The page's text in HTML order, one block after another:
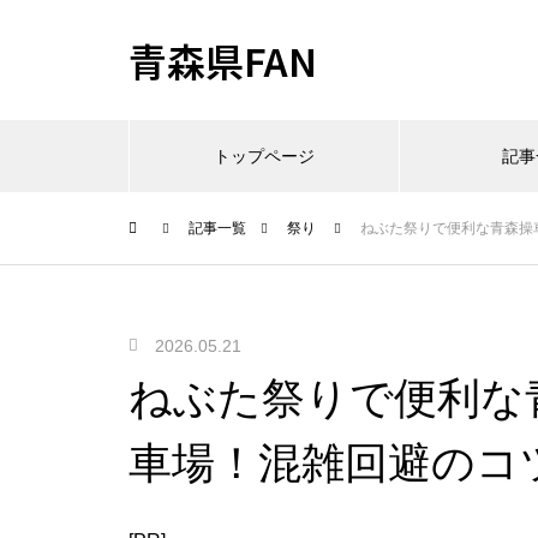
青森県FAN
トップページ 記
記事一覧 祭り ねぶた祭りで便利な青森
2026.05.21
ねぶた祭りで便利
車場！混雑回避のコ